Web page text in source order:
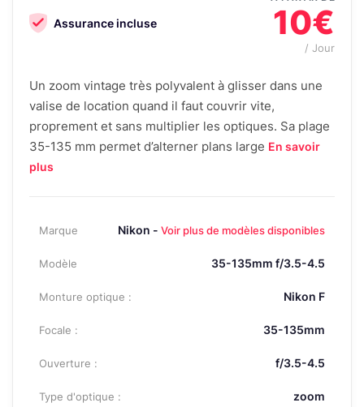
Assurance incluse 10€
/ Jour
Un zoom vintage très polyvalent à glisser dans une
valise de location quand il faut couvrir vite,
proprement et sans multiplier les optiques. Sa plage
35-135 mm permet d’alterner plans large En savoir
plus
Marque Nikon - Voir plus de modèles disponibles
Modèle 35-135mm f/3.5-4.5
Monture optique : Nikon F
Focale : 35-135mm
Ouverture : f/3.5-4.5
Type d'optique : zoom